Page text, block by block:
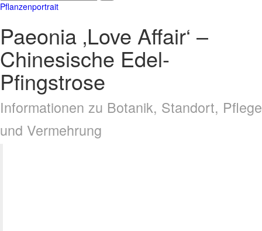
Pflanzenportrait
Paeonia ‚Love Affair‘ –
Chinesische Edel-
Pfingstrose
Informationen zu Botanik, Standort, Pflege
und Vermehrung